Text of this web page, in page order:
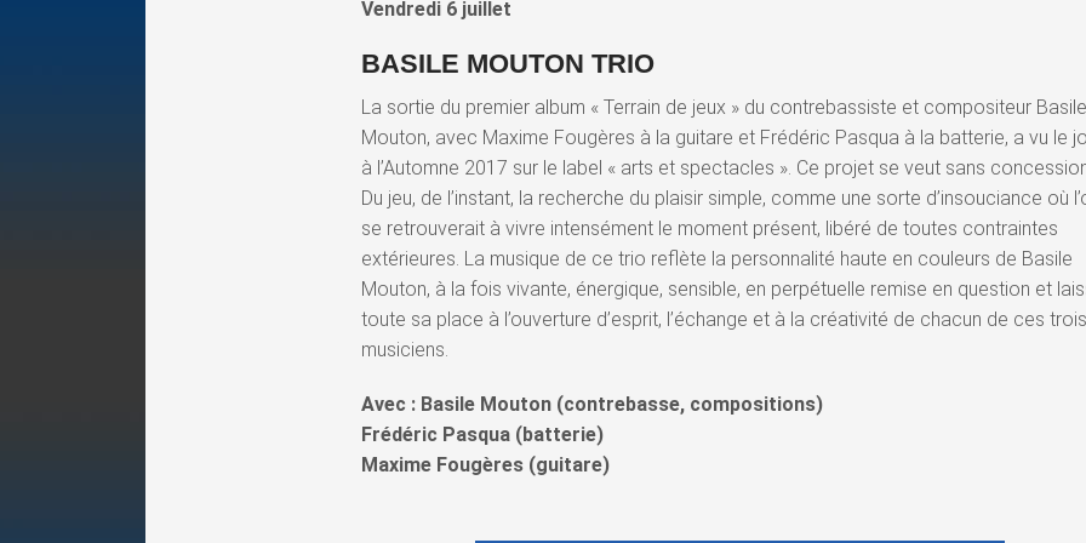
Vendredi 6 juillet
BASILE MOUTON TRIO
La sortie du premier album « Terrain de jeux » du contrebassiste et compositeur Basile
Mouton, avec Maxime Fougères à la guitare et Frédéric Pasqua à la batterie, a vu le
à l’Automne 2017 sur le label « arts et spectacles ». Ce projet se veut sans
Du jeu, de l’instant, la recherche du plaisir simple, comme une sorte d’insouciance où
se retrouverait à vivre intensément le moment présent, libéré de toutes contraintes
extérieures. La musique de ce trio reflète la personnalité haute en couleurs de Basile
Mouton, à la fois vivante, énergique, sensible, en perpétuelle remise en question et
toute sa place à l’ouverture d’esprit, l’échange et à la créativité de chacun de ces trois
musiciens.
Avec : Basile Mouton (contrebasse, compositions)
Frédéric Pasqua (batterie)
Maxime Fougères (guitare)